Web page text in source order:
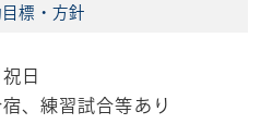
標・方針
日
、練習試合等あり